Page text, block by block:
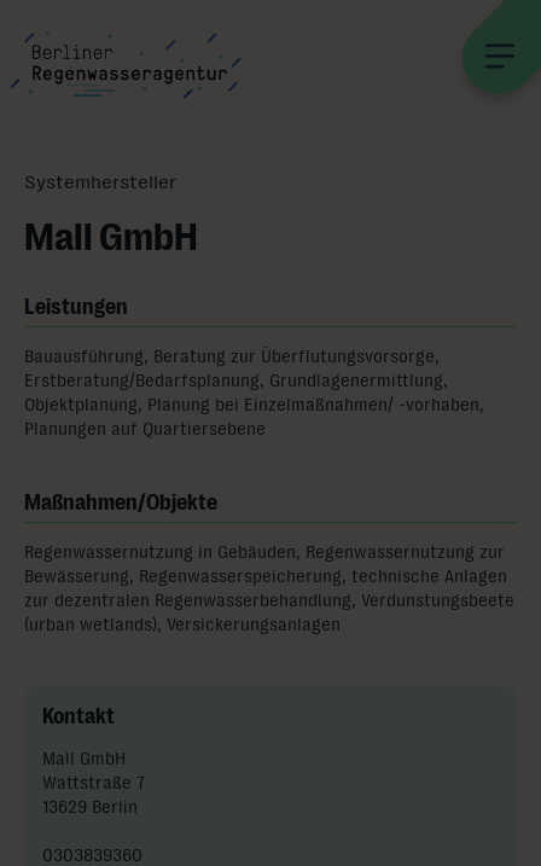
Systemhersteller
Mall GmbH
Leistungen
Bauausführung, Beratung zur Überflutungsvorsorge,
Erstberatung/Bedarfsplanung, Grundlagenermittlung,
Objektplanung, Planung bei Einzelmaßnahmen/ -vorhaben,
Planungen auf Quartiersebene
Maßnahmen/Objekte
Regenwassernutzung in Gebäuden, Regenwassernutzung zur
Bewässerung, Regenwasserspeicherung, technische Anlagen
zur dezentralen Regenwasserbehandlung, Verdunstungsbeete
(urban wetlands), Versickerungsanlagen
Kontakt
Mall GmbH
Wattstraße 7
13629 Berlin
0303839360